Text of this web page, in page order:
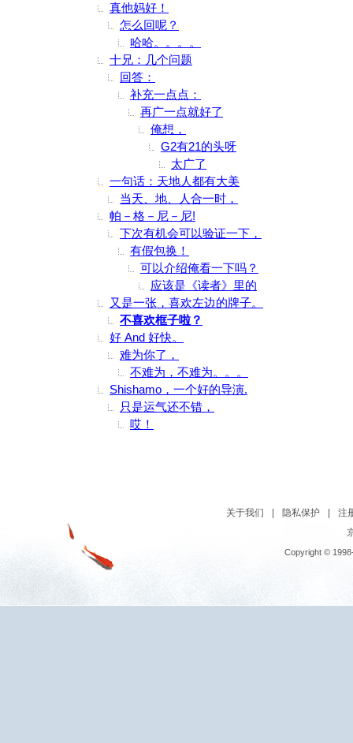
真他妈好！
怎么回呢？
哈哈。。。。
十兄：几个问题
回答：
补充一点点：
再广一点就好了
俺想，
G2有21的头呀
太广了
一句话：天地人都有大美
当天、地、人合一时，
帕－格－尼－尼!
下次有机会可以验证一下，
有假包换！
可以介绍俺看一下吗？
应该是《读者》里的
又是一张，喜欢左边的牌子。
不喜欢框子啦？
好 And 好快。
难为你了，
不难为，不难为。。。
Shishamo，一个好的导演.
只是运气还不错，
哎！
关于我们 隐私保护
注
Copyright ©